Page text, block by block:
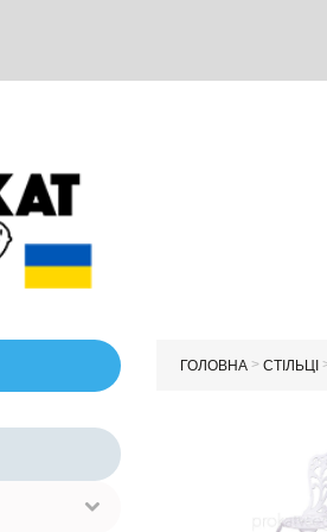
ГОЛОВНА > СТІЛЬЦІ